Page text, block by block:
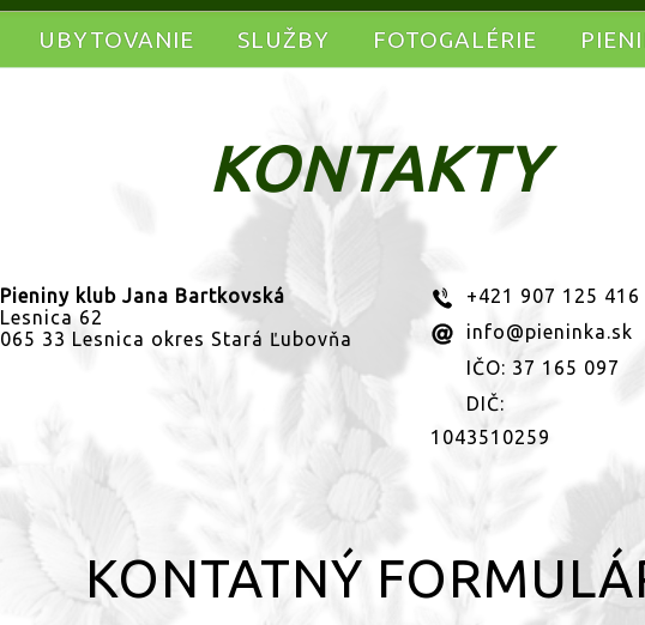
UBYTOVANIE SLUŽBY FOTOGALÉRIE
KONTAKTY
Pieniny klub Jana Bartkovská
Lesnica 62
065 33 Lesnica okres Stará Ľubovňa
+421 907 125 416
info@pieninka.sk
IČO: 37 165 097
DIČ:
1043510259
KONTATNÝ